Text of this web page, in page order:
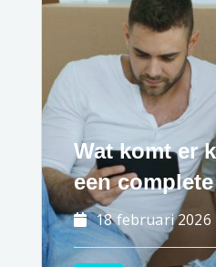
Wat komt er
een
18 februari 2026